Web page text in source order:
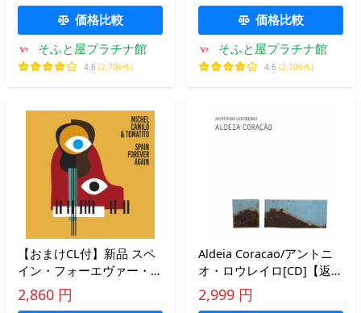
価格比較
そふと屋プラチナ館
4.6 (2,706件)
価格比較
そふと屋プラチナ館
4.6 (2,706件)
【おまけCL付】新品 スペ
イン・フォーエヴァー・ア
ゲイン / ミシェル・カミ
ロ/トマティート (CD)
2,860 円
Aldeia Coracao/アントニ
オ・ロウレイロ[CD]【返品
種別A】
2,999 円